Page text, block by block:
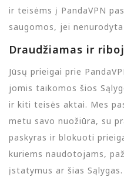
ir teisėms į PandaVPN
saugomos, jei
Draudžiamas ir
Jūsų prieigai prie
jomis taikomos šios
ir kiti teisės aktai. Mes
metu savo nuožiūra, su
paskyras ir blokuoti
kuriems naudotojams,
įstatymus ar šias Sąlygas.